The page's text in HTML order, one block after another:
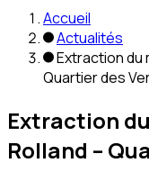
Accueil
Actualités
Extraction du
Quartier des
Extraction
Rolland –